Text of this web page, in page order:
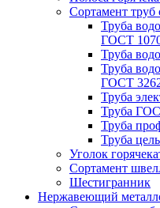
Сортамент труб
Труба
ГОСТ
Труба
Труба
ГОСТ
Труба
Труба
Труба
Труба
Уголок
Сортамент
Шестигранник
Нержавеющий